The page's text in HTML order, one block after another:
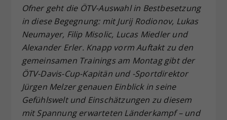
Ofner geht die ÖTV-Auswahl in Bestbesetzung
in diese Begegnung: mit Jurij Rodionov, Lukas
Neumayer, Filip Misolic, Lucas Miedler und
Alexander Erler. Knapp vorm Auftakt zu den
gemeinsamen Trainings am Montag gibt der
ÖTV-Davis-Cup-Kapitän und -Sportdirektor
Jürgen Melzer genauen Einblick in seine
Gefühlswelt und Einschätzungen zu diesem
mit Spannung erwarteten Länderkampf – und
hat.